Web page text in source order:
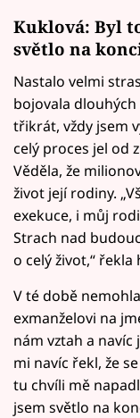
Kuklová: Byl
světlo na
Nastalo velmi
bojovala
třikrát, vždy jsem
celý proces jel od
Věděla, že
život její rodiny.
exekuce, i můj
Strach nad
o celý život,“ řekla
V té době
exmanželovi na
nám vztah a navíc
mi navíc řekl, že
tu chvíli mě
jsem světlo na